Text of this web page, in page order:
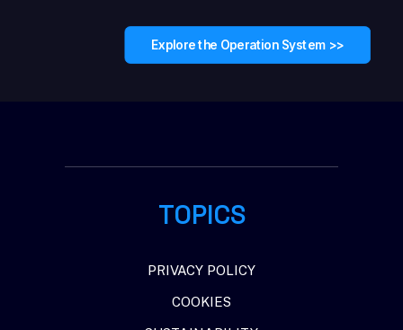
Explore the Operation System >>
TOPICS
PRIVACY POLICY
COOKIES